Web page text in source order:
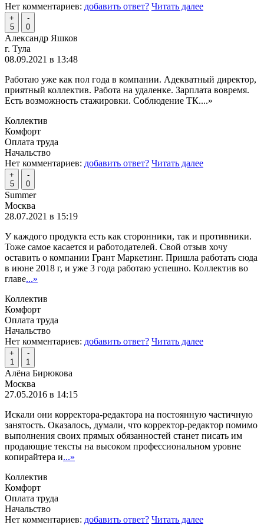
Нет комментариев: добавить ответ? Читать далее
+
5
-
0
Александр Яшков
г. Тула
08.09.2021 в 13:48
Работаю уже как пол года в компании. Адекватный директор,
приятный коллектив. Работа на удаленке. Зарплата вовремя.
Есть возможность стажировки. Соблюдение ТК....»
Коллектив
Комфорт
Оплата труда
Начальство
Нет комментариев: добавить ответ? Читать далее
+
5
-
0
Summer
Москва
28.07.2021 в 15:19
У каждого продукта есть как сторонники, так и противники.
Тоже самое касается и работодателей. Свой отзыв хочу
оставить о компании Грант Маркетинг. Пришла работать сюда
в июне 2018 г, и уже 3 года работаю успешно. Коллектив во
главе...»
Коллектив
Комфорт
Оплата труда
Начальство
Нет комментариев: добавить ответ? Читать далее
+
1
-
1
Алёна Бирюкова
Москва
27.05.2016 в 14:15
Искали они корректора-редактора на постоянную частичную
занятость. Оказалось, думали, что корректор-редактор помимо
выполнения своих прямых обязанностей станет писать им
продающие тексты на высоком профессиональном уровне
копирайтера и...»
Коллектив
Комфорт
Оплата труда
Начальство
Нет комментариев: добавить ответ? Читать далее